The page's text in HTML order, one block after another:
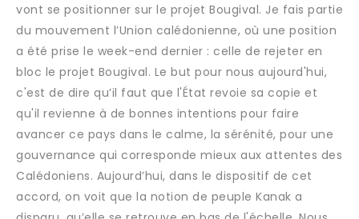
vont se positionner sur le projet Bougival. Je fais partie
du mouvement l’Union calédonienne, où une position
a été prise le week-end dernier : celle de rejeter en
bloc le projet Bougival. Le but pour nous aujourd'hui,
c'est de dire qu’il faut que l'État revoie sa copie et
qu'il revienne à de bonnes intentions pour faire
avancer ce pays dans le calme, la sérénité, pour une
gouvernance qui corresponde mieux aux attentes des
Calédoniens. Aujourd’hui, dans le dispositif de cet
accord, on voit que la notion de peuple Kanak a